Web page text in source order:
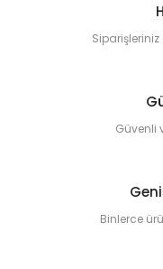
Siparişleriniz
Güvenli
Binlerce